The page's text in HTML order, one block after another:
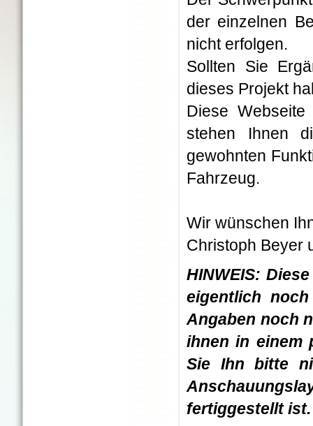
der einzelnen
nicht erfolgen.
Sollten Sie
dieses Projekt
Diese Webseite
stehen Ihnen
gewohnten
Fahrzeug.
Wir wünschen
Christoph Beyer
HINWEIS:
eigentlich
Angaben noch
ihnen in einem
Sie Ihn bitte
fertiggestellt ist.